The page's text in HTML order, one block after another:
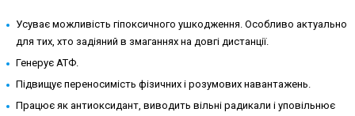
Усуває можливість гіпоксичного ушкодження. Особливо актуально
для тих, хто задіяний в змаганнях на довгі дистанції.
Генерує АТФ.
Підвищує переносимість фізичних і розумових навантажень.
Працює як антиоксидант, виводить вільні радикали і уповільнює